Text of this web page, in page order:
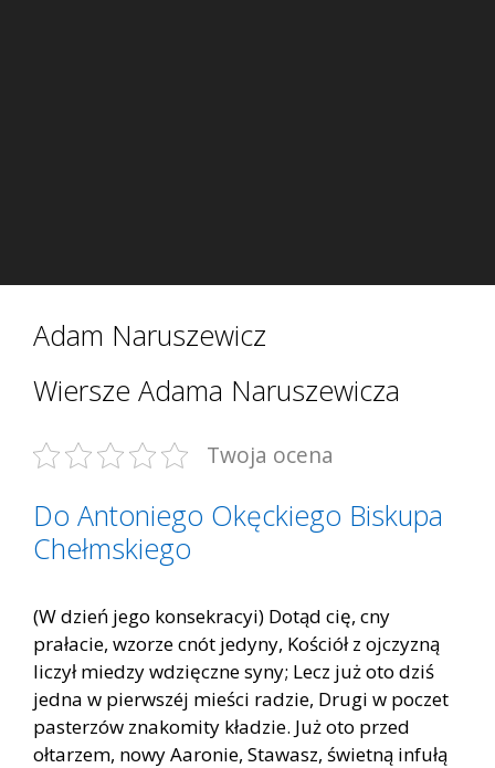
Adam Naruszewicz
Wiersze Adama Naruszewicza
Twoja ocena
Do Antoniego Okęckiego Biskupa
Chełmskiego
(W dzień jego konsekracyi) Dotąd cię, cny
prałacie, wzorze cnót jedyny, Kościół z ojczyzną
liczył miedzy wdzięczne syny; Lecz już oto dziś
jedna w pierwszéj mieści radzie, Drugi w poczet
pasterzów znakomity kładzie. Już oto przed
ołtarzem, nowy Aaronie, Stawasz, świetną infułą